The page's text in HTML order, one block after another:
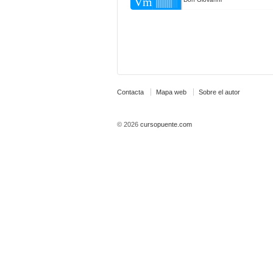
Contacta Mapa web Sobre el autor
© 2026 cursopuente.com